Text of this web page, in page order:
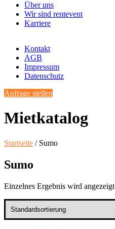
Über uns
Wir sind rentevent
Karriere
Kontakt
AGB
Impressum
Datenschutz
Anfrage stellen
Mietkatalog
Startseite / Sumo
Sumo
Einzelnes Ergebnis wird angezeigt